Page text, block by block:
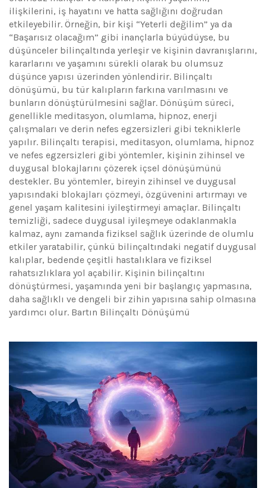
ilişkilerini, iş hayatını ve hatta sağlığını doğrudan
etkileyebilir. Örneğin, bir kişi “Yeterli değilim” ya da
“Başarısız olacağım” gibi inançlarla büyüdüyse, bu
düşünceler bilinçaltında yerleşir ve kişinin davranışlarını,
kararlarını ve yaşamını sürekli olarak bu olumsuz
düşünce yapısı üzerinden yönlendirir. Bilinçaltı
dönüşümü, bu tür kalıpların farkına varılmasını ve
bunların dönüştürülmesini sağlar. Dönüşüm süreci,
genellikle meditasyon, olumlama, hipnoz, enerji
çalışmaları ve derin nefes egzersizleri gibi tekniklerle
yapılır. Bilinçaltı terapisi, meditasyon, olumlama, hipnoz
ve nefes egzersizleri gibi yöntemler, kişinin zihinsel ve
duygusal blokajlarını çözerek içsel dönüşümünü
destekler. Bu yöntemler, bireyin zihinsel ve duygusal
yapısındaki blokajları çözmeyi, özgüvenini artırmayı ve
genel yaşam kalitesini iyileştirmeyi amaçlar. Bilinçaltı
temizliği, sadece duygusal iyileşmeye odaklanmakla
kalmaz, aynı zamanda fiziksel sağlık üzerinde de olumlu
etkiler yaratabilir, çünkü bilinçaltındaki negatif duygusal
kalıplar, bedende çeşitli hastalıklara ve fiziksel
rahatsızlıklara yol açabilir. Kişinin bilinçaltını
dönüştürmesi, yaşamında yeni bir başlangıç yapmasına,
daha sağlıklı ve dengeli bir zihin yapısına sahip olmasına
yardımcı olur. Bartın Bilinçaltı Dönüşümü